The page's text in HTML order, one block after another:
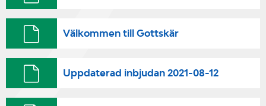
Välkommen till Gottskär
Uppdaterad inbjudan 2021-08-12